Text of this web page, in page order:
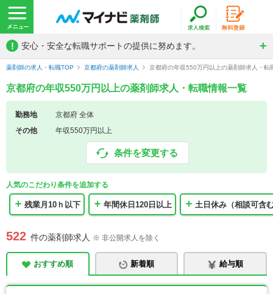
! 安心・安全な転職サポートの提供に努めます。
薬剤師の求人・転職TOP 京都府の薬剤師求人 京都府の年収550万円以上の薬剤師求人・転
京都府の年収550万円以上の薬剤師求人・転職情報一覧
勤務地
京都府 全体
その他
年収550万円以上
条件を変更する
人気のこだわり条件を追加する
残業月10ｈ以下 年間休日120日以上 土日休み（相談可含
522 件の薬剤師求人 ※ 非公開求人を除く
おすすめ順 新着順 給与順